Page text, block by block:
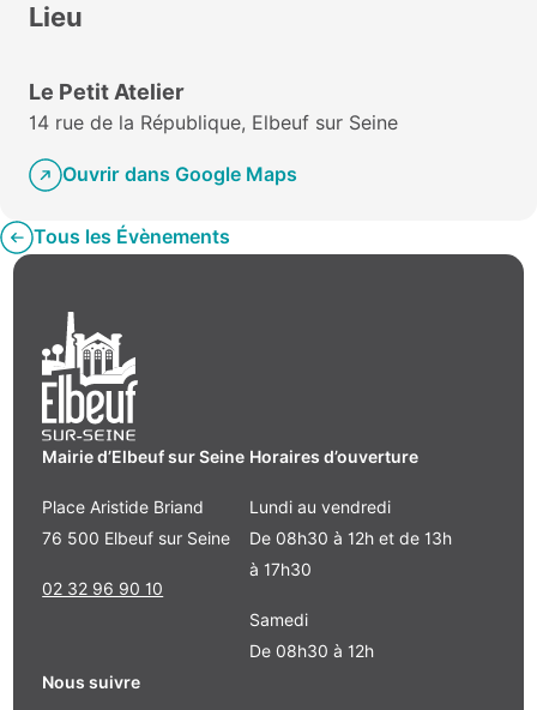
Lieu
Le Petit Atelier
14 rue de la République, Elbeuf sur Seine
Ouvrir dans Google Maps
Tous les Évènements
Mairie d’Elbeuf sur Seine
Place Aristide Briand
76 500 Elbeuf sur Seine
02 32 96 90 10
Horaires d’ouverture
Lundi au vendredi
De 08h30 à 12h et de 13h
à 17h30
Samedi
De 08h30 à 12h
Nous suivre